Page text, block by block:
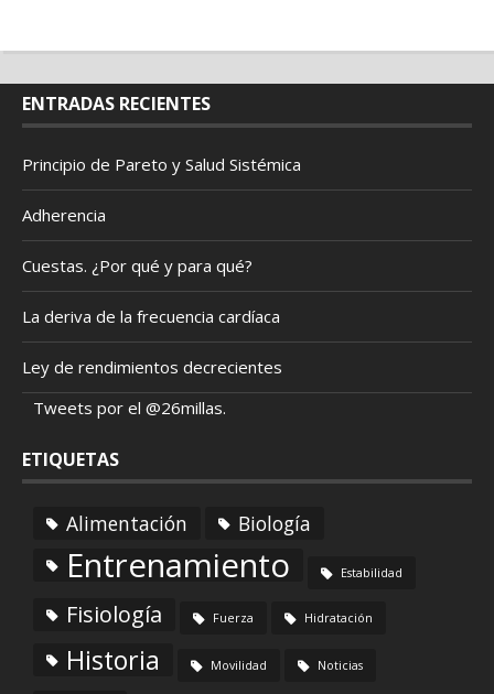
ENTRADAS RECIENTES
Principio de Pareto y Salud Sistémica
Adherencia
Cuestas. ¿Por qué y para qué?
La deriva de la frecuencia cardíaca
Ley de rendimientos decrecientes
Tweets por el @26millas.
ETIQUETAS
Alimentación Biología
Entrenamiento Estabilidad
Fisiología Fuerza Hidratación
Historia Movilidad Noticias